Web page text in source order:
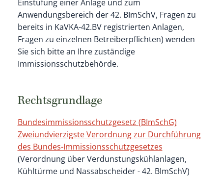
Einstufung einer Anlage und zum
Anwendungsbereich der 42. BImSchV, Fragen zu
bereits in KaVKA-42.BV registrierten Anlagen,
Fragen zu einzelnen Betreiberpflichten) wenden
Sie sich bitte an Ihre zuständige
Immissionsschutzbehörde.
Rechtsgrundlage
Bundesimmissionsschutzgesetz (BImSchG)
Zweiundvierzigste Verordnung zur Durchführung
des Bundes-Immissionsschutzgesetzes
(Verordnung über Verdunstungskühlanlagen,
Kühltürme und Nassabscheider - 42. BImSchV)